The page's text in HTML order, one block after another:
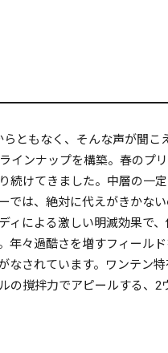
ともなく、そんな声が聞
ンナップを構築。春のプ
けてきました。中層の一
は、絶対に代えがきかな
による激しい明滅効果で
年々過酷さを増すフィー
されています。ワンテン
撹拌力でアピールする、2